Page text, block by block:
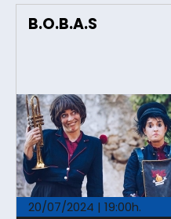
B.O.B.A.S
20/07/2024 | 19:00h.